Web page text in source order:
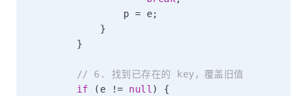
                p
= e;
}
}
// 6. 找到已存在的 key，覆盖旧值
if
( e != null)
{